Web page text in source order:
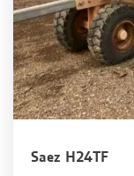
Saez H24TF